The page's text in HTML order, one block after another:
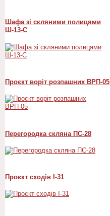
Шафа зі скляними полицями
Ш-13-С
Проєкт воріт розпашних ВРП-05
Перегородка скляна ПС-28
Проєкт сходів I-31